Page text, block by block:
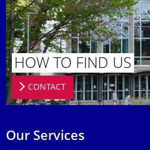
HOW TO FIND US
CONTACT
Our Services